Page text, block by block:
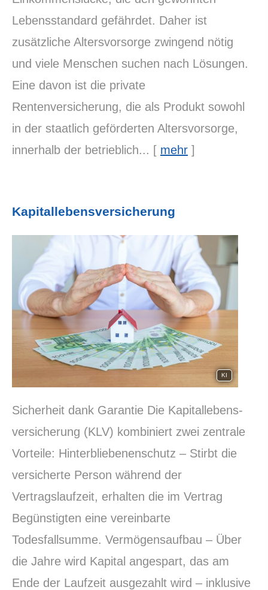
Lebensstandard gefährdet. Daher ist
zusätzliche Alters­vorsorge zwingend nötig
und viele Menschen suchen nach Lösungen.
Eine davon ist die private
Rentenversicherung, die als Produkt sowohl
in der staatlich geförderten Alters­vorsorge,
innerhalb der betrieblich... [ mehr ]
Ka­pi­tal­le­bens­ver­si­che­rung
KI
Sicherheit dank Garantie Die Ka­pi­tal­le­bens­
ver­si­che­rung (KLV) kombiniert zwei zentrale
Vorteile: Hinterbliebenenschutz – Stirbt die
versicherte Person während der
Vertragslaufzeit, erhalten die im Vertrag
Begünstigten eine vereinbarte
Todesfallsumme. Vermögensaufbau – Über
die Jahre wird Kapital angespart, das am
Ende der Laufzeit ausgezahlt wird – inklusive